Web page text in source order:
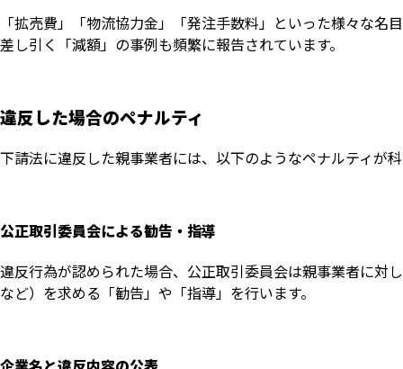
「拡売費」「物流協力金」「発注手数料」といった様々な
差し引く「減額」の事例も頻繁に報告されています。
違反した場合のペナルティ
下請法に違反した親事業者には、以下のようなペナルティが
公正取引委員会による勧告・指導
違反行為が認められた場合、公正取引委員会は親事業者に対
など）を求める「勧告」や「指導」を行います。